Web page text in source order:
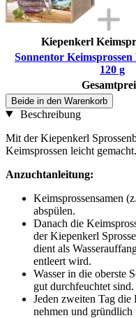
Kiepenkerl
Sonnentor Keimsprossen
120 g
Beide in den Warenkorb
Beschreibung
Mit der Kiepenkerl
Keimsprossen leicht gemacht.
Anzuchtanleitung:
Keimsprossensamen
abspülen.
Danach die
der Kiepenkerl
dient als
entleert wird.
Wasser in die oberste
gut durchfeuchtet sind.
Jeden zweiten Tag die
nehmen und gründlich